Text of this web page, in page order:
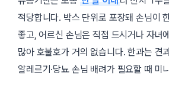
적당합니다. 박스 단위로 포장돼 손님이
좋고, 어르신 손님은 직접 드시거나 자녀
많아 호불호가 거의 없습니다. 한과는 견
알레르기·당뇨 손님 배려가 필요할 때 미